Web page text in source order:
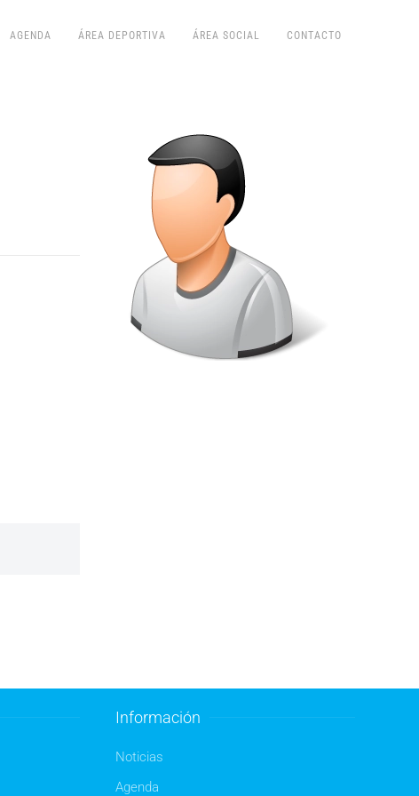
AGENDA ÁREA DEPORTIVA ÁREA SOCIAL CONTACTO
Información
Noticias
Agenda